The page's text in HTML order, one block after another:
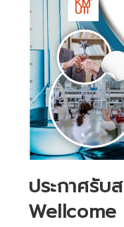
ประกาศรับ